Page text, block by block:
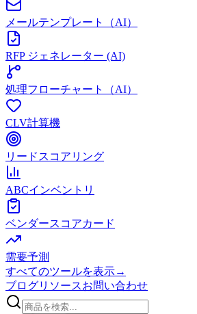
メールテンプレート（AI）
RFP ジェネレーター (AI)
処理フローチャート（AI）
CLV計算機
リードスコアリング
ABCインベントリ
ベンダースコアカード
需要予測
すべてのツールを表示→
ブログリソースお問い合わせ